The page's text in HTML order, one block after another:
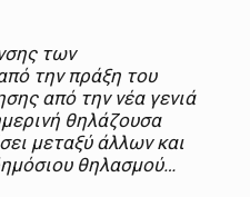
των
την πράξη του
από την νέα γενιά
θηλάζουσα
μεταξύ άλλων και
θηλασμού…